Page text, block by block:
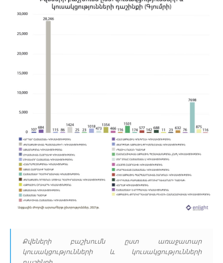
Քվեների բաշխումն ըստ առաջատար
կուսակցությունների և կուսակցությունների